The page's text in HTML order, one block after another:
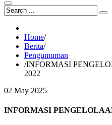
Home/
Berita/
Pengumuman
/INFORMASI
2022
02 May 2025
INFORMASI